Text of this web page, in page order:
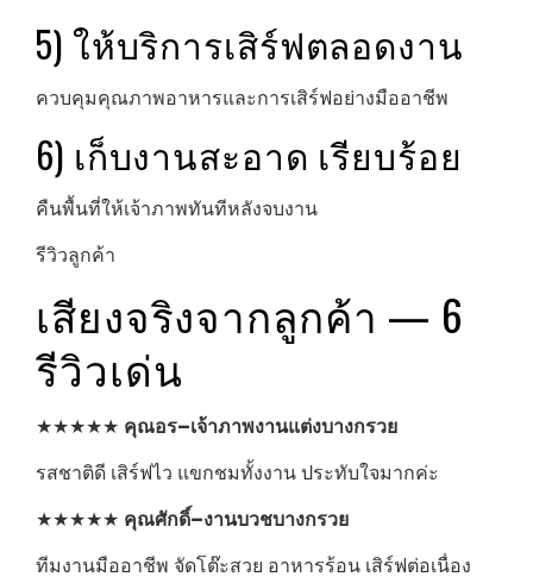
5) ให้บริการเสิร์ฟตลอดงาน
ควบคุมคุณภาพอาหารและการเสิร์ฟอย่างมืออาชีพ
6) เก็บงานสะอาด เรียบร้อย
คืนพื้นที่ให้เจ้าภาพทันทีหลังจบงาน
รีวิวลูกค้า
เสียงจริงจากลูกค้า — 6
รีวิวเด่น
★★★★★ คุณอร–เจ้าภาพงานแต่งบางกรวย
รสชาติดี เสิร์ฟไว แขกชมทั้งงาน ประทับใจมากค่ะ
★★★★★ คุณศักดิ์–งานบวชบางกรวย
ทีมงานมืออาชีพ จัดโต๊ะสวย อาหารร้อน เสิร์ฟต่อเนื่อง